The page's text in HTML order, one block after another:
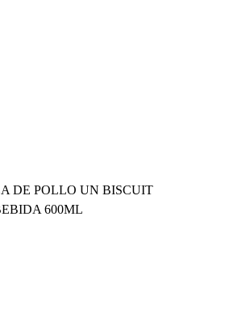
DE POLLO UN BISCUIT
600ML